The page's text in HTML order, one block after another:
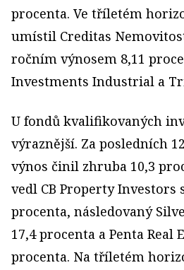
procenta. Ve tříletém
umístil Creditas
ročním výnosem 8,11
Investments Industrial a
U fondů kvalifikovaných
výraznější. Za posledních
výnos činil zhruba 10,3
vedl CB Property Investors
procenta, následovaný
17,4 procenta a Penta Real
procenta. Na tříletém